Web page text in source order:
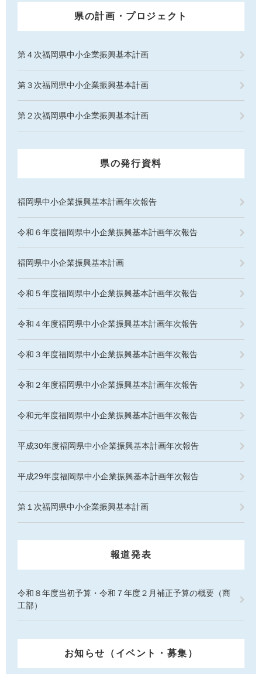
県の計画・プロジェクト
第４次福岡県中小企業振興基本計画
第３次福岡県中小企業振興基本計画
第２次福岡県中小企業振興基本計画
県の発行資料
福岡県中小企業振興基本計画年次報告
令和６年度福岡県中小企業振興基本計画年次報告
福岡県中小企業振興基本計画
令和５年度福岡県中小企業振興基本計画年次報告
令和４年度福岡県中小企業振興基本計画年次報告
令和３年度福岡県中小企業振興基本計画年次報告
令和２年度福岡県中小企業振興基本計画年次報告
令和元年度福岡県中小企業振興基本計画年次報告
平成30年度福岡県中小企業振興基本計画年次報告
平成29年度福岡県中小企業振興基本計画年次報告
第１次福岡県中小企業振興基本計画
報道発表
令和８年度当初予算・令和７年度２月補正予算の概要（商
工部）
お知らせ（イベント・募集）